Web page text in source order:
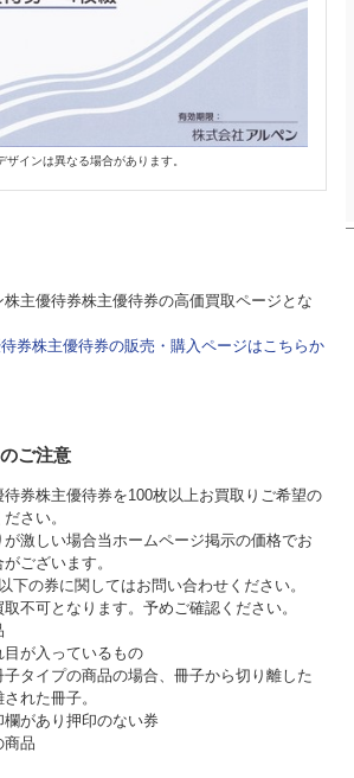
ザインは異なる場合があります。
主優待券株主優待券の高価買取ページとな
券株主優待券の販売・購入ページはこちらか
ご注意
待券株主優待券を100枚以上お買取りご希望の
さい。
が激しい場合当ホームページ掲示の価格でお
ございます。
下の券に関してはお問い合わせください。
不可となります。予めご確認ください。
目が入っているもの
子タイプの商品の場合、冊子から切り離した
れた冊子。
欄があり押印のない券
商品